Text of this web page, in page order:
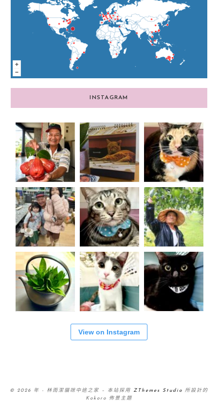
INSTAGRAM
View on Instagram
© 2026 年 - 林雨潔貓咪中途之家 – 本站採用 ZThemes Studio 所設計的
Kokoro 佈景主題